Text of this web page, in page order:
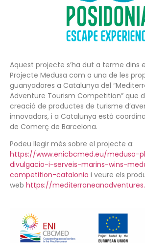
Aquest projecte s’ha dut a terme dins
Projecte Medusa com a una de les
guanyadores a Catalunya del
Adventure Tourism Competition” que
creació de productes de turisme
innovadors, i a Catalunya està
de Comerç de Barcelona.
Podeu llegir més sobre el projecte a:
https://www.enicbcmed.eu/medusa-
divulgacio-i-serveis-marins-wins-
competition-catalonia i veure els
web https://